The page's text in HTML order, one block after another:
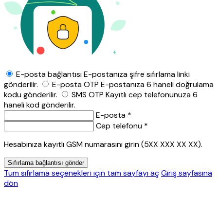
E-posta bağlantısıE-postanıza şifre sıfırlama linki
gönderilir.
E-posta OTP E-postanıza 6 haneli doğrulama
kodu gönderilir.
SMS OTP Kayıtlı cep telefonunuza 6
haneli kod gönderilir.
E-posta *
Cep telefonu *
Hesabınıza kayıtlı GSM numarasını girin (5XX XXX XX XX).
Sıfırlama bağlantısı gönder
Tüm sıfırlama seçenekleri için tam sayfayı açGiriş sayfasına
dön